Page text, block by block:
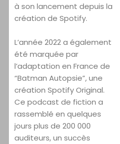
à son lancement depuis la
création de Spotify.
L’année 2022 a également
été marquée par
l’adaptation en France de
“Batman Autopsie”, une
création Spotify Original.
Ce podcast de fiction a
rassemblé en quelques
jours plus de 200 000
auditeurs, un succès